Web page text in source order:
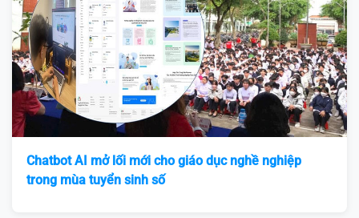
Chatbot AI mở lối mới cho giáo dục nghề nghiệp
trong mùa tuyển sinh số